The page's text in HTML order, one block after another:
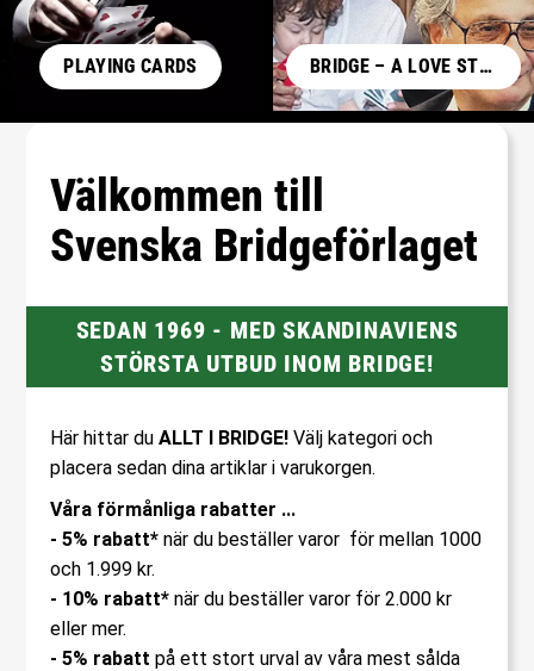
PLAYING CARDS BRIDGE – A LOVE STORY
Välkommen till
Svenska Bridgeförlaget
SEDAN 1969 - MED SKANDINAVIENS
STÖRSTA UTBUD INOM BRIDGE!
Här hittar duALLT I BRIDGE! Välj kategori och
placera sedan dina artiklar i varukorgen.
Våra förmånliga rabatter ...
- 5% rabatt* när du beställer varor för mellan 1000
och 1.999 kr.
- 10% rabatt*när du beställer varor för 2.000 kr
eller mer.
- 5% rabattpå ett stort urval av våra mest sålda